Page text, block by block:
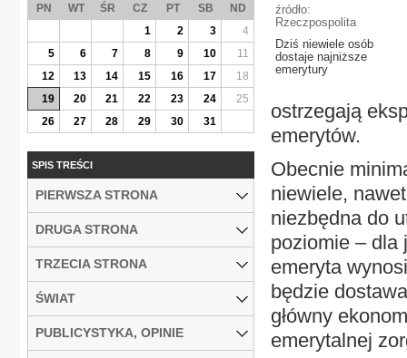
źródło:
Rzeczpospolita
Dziś niewiele osób
dostaje najniższe
emerytury
ostrzegają
emerytów.
Obecnie
niewiele,
niezbędna do
poziomie – dla
emeryta
będzie
główny
emerytalnej
PN WT ŚR CZ PT SB
ND
1
2 3
4
5
6 7 8 9 10
11
12
13 14 15 16 17
18
19
20 21 22 23 24
25
26
27 28 29 30 31
SPIS TREŚCI
PIERWSZA STRONA
DRUGA STRONA
TRZECIA STRONA
ŚWIAT
PUBLICYSTYKA, OPINIE